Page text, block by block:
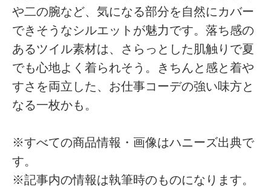
や二の腕など、気になる部分を自然にカバー
できそうなシルエットが魅力です。落ち感の
あるツイル素材は、さらっとした肌触りで夏
でも心地よく着られそう。きちんと感と着や
すさを両立した、お仕事コーデの強い味方と
なる一枚かも。
※すべての商品情報・画像はハニーズ出典で
す。
※記事内の情報は執筆時のものになります。